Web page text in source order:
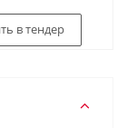
в тендер